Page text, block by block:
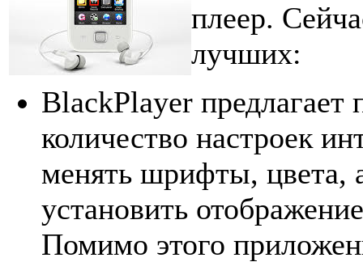
плеер.
лучших:
BlackPlayer предлагает
количество настроек
менять шрифты,
установить
Помимо этого